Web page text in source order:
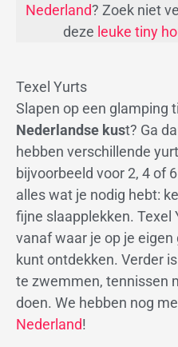
Nederland? Zoek niet
deze leuke tiny
Texel Yurts
Slapen op een glamping
Nederlandse kust? Ga
hebben verschillende
bijvoorbeeld voor 2, 4 of
alles wat je nodig hebt:
fijne slaapplekken. Texel
vanaf waar je op je eigen
kunt ontdekken. Verder
te zwemmen, tennissen
doen. We hebben nog
Nederland!